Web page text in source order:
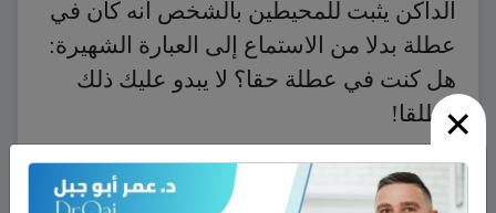
×
الداكن يثبت للمحيطين بالشخص أنه كان في
عطلة بدلا من الاستماع إلى العبارة الشهيرة:
هل كنت في عطلة حقا؟ لا يبدو عليك ذلك
مطلقا!
ويحاول الإنسان -الذي يقوم بأشياء تؤذي
صحته ويدرك ذلك- أن يجد أمثلة تساعده على